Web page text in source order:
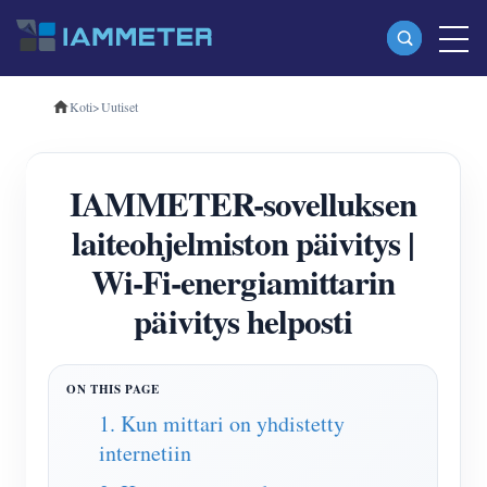
Tuotteet
Kolmivaiheinen Wi-Fi-energiamittari (WEM3080T)
Kolmivaiheinen Wi-Fi-energiamittari (WEM3046T)
Kolmivaiheinen Wi-Fi-energiamittari (WEM3050T)
WiFi-virranohjain
IAMMETER Cloud Pro
Itsepalvelupalvelu
EV laturi
Koti>Uutiset
IAMMETER-sovelluksen
laiteohjelmiston päivitys |
Wi-Fi-energiamittarin
päivitys helposti
1. Kun mittari on yhdistetty
internetiin